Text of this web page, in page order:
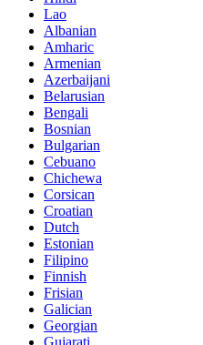
Lao
Albanian
Amharic
Armenian
Azerbaijani
Belarusian
Bengali
Bosnian
Bulgarian
Cebuano
Chichewa
Corsican
Croatian
Dutch
Estonian
Filipino
Finnish
Frisian
Galician
Georgian
Gujarati